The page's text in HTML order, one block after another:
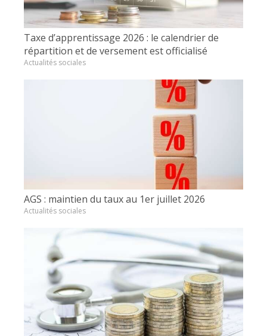
Taxe d’apprentissage 2026 : le calendrier de
répartition et de versement est officialisé
Actualités sociales
AGS : maintien du taux au 1er juillet 2026
Actualités sociales